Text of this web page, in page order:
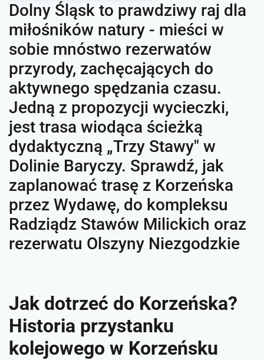
Dolny Śląsk to prawdziwy raj dla
miłośników natury - mieści w
sobie mnóstwo rezerwatów
przyrody, zachęcających do
aktywnego spędzania czasu.
Jedną z propozycji wycieczki,
jest trasa wiodąca ścieżką
dydaktyczną „Trzy Stawy" w
Dolinie Baryczy. Sprawdź, jak
zaplanować trasę z Korzeńska
przez Wydawę, do kompleksu
Radziądz Stawów Milickich oraz
rezerwatu Olszyny Niezgodzkie
Jak dotrzeć do Korzeńska?
Historia przystanku
kolejowego w Korzeńsku